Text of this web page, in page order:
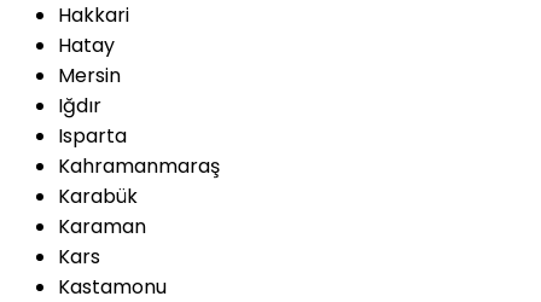
Hakkari
Hatay
Mersin
Iğdır
Isparta
Kahramanmaraş
Karabük
Karaman
Kars
Kastamonu